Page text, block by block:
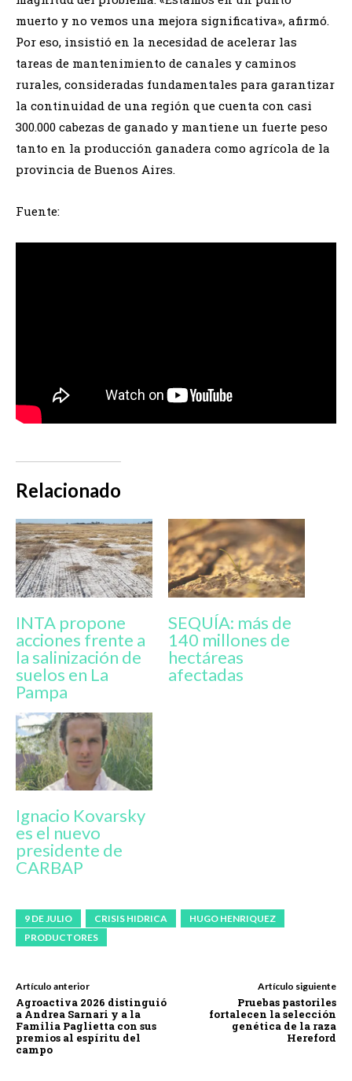
muerto y no vemos una mejora significativa», afirmó.
Por eso, insistió en la necesidad de acelerar las
tareas de mantenimiento de canales y caminos
rurales, consideradas fundamentales para garantizar
la continuidad de una región que cuenta con casi
300.000 cabezas de ganado y mantiene un fuerte peso
tanto en la producción ganadera como agrícola de la
provincia de Buenos Aires.
Fuente:
Relacionado
INTA propone
acciones frente a
la salinización de
suelos en La
Pampa
SEQUÍA: más de
140 millones de
hectáreas
afectadas
Ignacio Kovarsky
es el nuevo
presidente de
CARBAP
9 DE JULIO CRISIS HIDRICA
HUGO HENRIQUEZ
PRODUCTORES
Artículo anterior
Agroactiva 2026 distinguió
a Andrea Sarnari y a la
Familia Paglietta con sus
premios al espíritu del
campo
Artículo siguiente
Pruebas pastoriles
fortalecen la selección
genética de la raza
Hereford